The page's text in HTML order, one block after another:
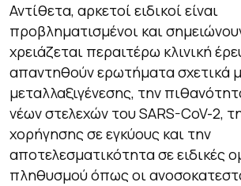
Αντίθετα, αρκετοί ειδικοί είναι
προβληματισμένοι και
χρειάζεται περαιτέρω κλινική
απαντηθούν ερωτήματα σχετικά
μεταλλαξιγένεσης, την
νέων στελεχών του SARS-CoV-2,
χορήγησης σε εγκύους και την
αποτελεσματικότητα σε ειδικές
πληθυσμού όπως οι